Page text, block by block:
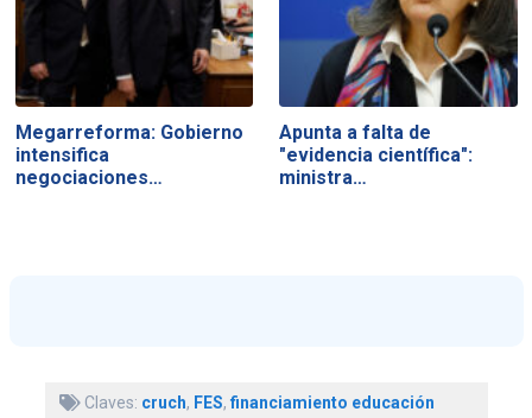
Megarreforma: Gobierno
intensifica
negociaciones…
Apunta a falta de
"evidencia científica":
ministra…
Claves: cruch, FES, financiamiento educación